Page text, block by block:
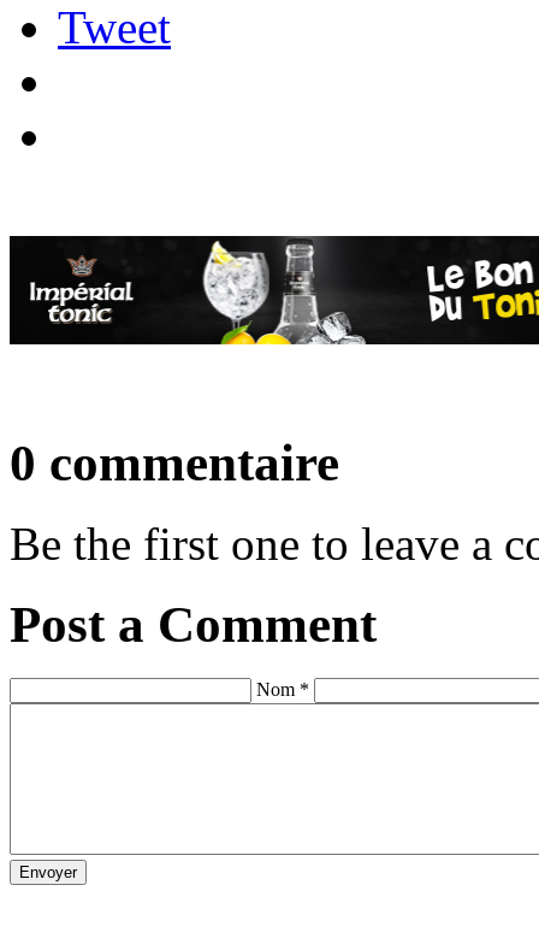
Tweet
0 commentaire
Be the first one to leave a
Post a Comment
Nom *